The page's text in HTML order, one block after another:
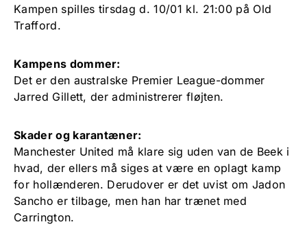
Kampen spilles tirsdag d. 10/01 kl. 21:00 på Old
Trafford.
Kampens dommer:
Det er den australske Premier League-dommer
Jarred Gillett, der administrerer fløjten.
Skader og karantæner:
Manchester United må klare sig uden van de Beek i
hvad, der ellers må siges at være en oplagt kamp
for hollænderen. Derudover er det uvist om Jadon
Sancho er tilbage, men han har trænet med
Carrington.